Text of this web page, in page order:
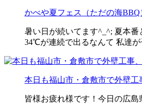
かべや夏フェス（ただの海BBQ
暑い日が続いてます^_^; 夏本番
34℃が連続で出るなんて 私達
本日も福山市・倉敷市で外壁
皆様お疲れ様です！今日の広島